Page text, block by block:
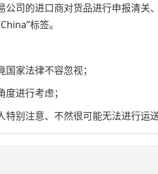
司的进口商对货品进行申报清
标签。
家法律不容忽视；
进行考虑；
别注意、不然很可能无法进行运送